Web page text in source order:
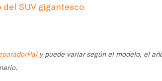
SUV gigantesco
y puede variar según el modelo, el